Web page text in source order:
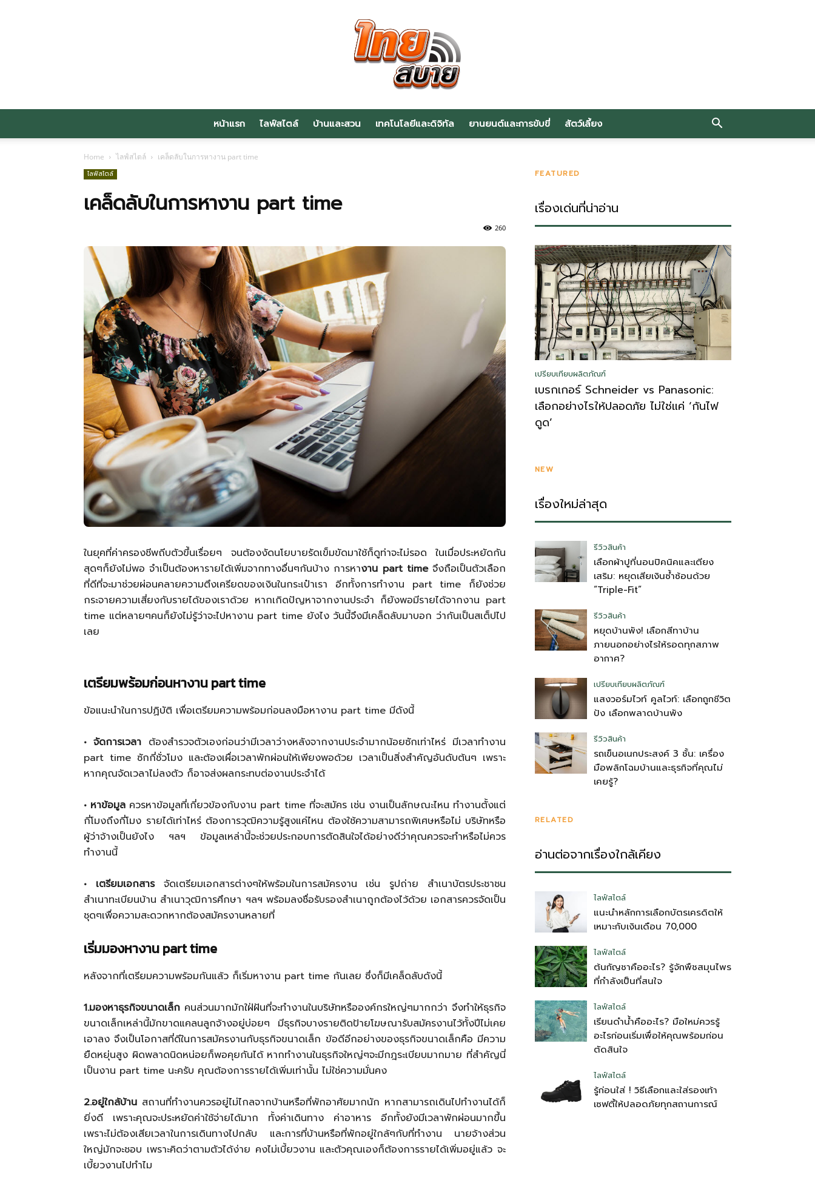
ไทย
หน้าแรก ไลฟ์สไตล์ บ้านและสวน เทคโนโลยีและดิจิทัล ยานยนต์และการขับขี่ สัตว์เลี้ยง
Home ไลฟ์สไตล์ เคล็ดลับในการหางาน part time
ไลฟ์สไตล์
เคล็ดลับในการหางาน part time
260
ในยุคที่ค่าครองชีพถีบตัวขึ้นเรื่อยๆ จนต้องงัดนโยบายรัดเข็มขัดมาใช้ก็ดูท่าจะไม่รอด ในเมื่อประหยัดกัน
สุดๆก็ยังไม่พอ จำเป็นต้องหารายได้เพิ่มจากทางอื่นๆกันบ้าง การหางาน part timeจึงถือเป็นตัวเลือก
ที่ดีที่จะมาช่วยผ่อนคลายความตึงเครียดของเงินในกระเป๋าเรา อีกทั้งการทำงาน part time ก็ยังช่วย
กระจายความเสี่ยงกับรายได้ของเราด้วย หากเกิดปัญหาจากงานประจำ ก็ยังพอมีรายได้จากงาน part
time แต่หลายๆคนก็ยังไม่รู้ว่าจะไปหางาน part time ยังไง วันนี้จึงมีเคล็ดลับมาบอก ว่ากันเป็นสเต็ปไป
เลย
เตรียมพร้อมก่อนหางาน part time
ข้อแนะนำในการปฏิบัติ เพื่อเตรียมความพร้อมก่อนลงมือหางาน part time มีดังนี้
• จัดการเวลา ต้องสำรวจตัวเองก่อนว่ามีเวลาว่างหลังจากงานประจำมากน้อยซักเท่าไหร่ มีเวลาทำงาน
part time ซักกี่ชั่วโมง และต้องเผื่อเวลาพักผ่อนให้เพียงพอด้วย เวลาเป็นสิ่งสำคัญอันดับต้นๆ เพราะ
หากคุณจัดเวลาไม่ลงตัว ก็อาจส่งผลกระทบต่องานประจำได้
• หาข้อมูล ควรหาข้อมูลที่เกี่ยวข้องกับงาน part time ที่จะสมัคร เช่น งานเป็นลักษณะไหน ทำงานตั้งแต่
กี่โมงถึงกี่โมง รายได้เท่าไหร่ ต้องการวุฒิความรู้สูงแค่ไหน ต้องใช้ความสามารถพิเศษหรือไม่ บริษัทหรือ
ผู้ว่าจ้างเป็นยังไง ฯลฯ ข้อมูลเหล่านี้จะช่วยประกอบการตัดสินใจได้อย่างดีว่าคุณควรจะทำหรือไม่ควร
ทำงานนี้
• เตรียมเอกสารจัดเตรียมเอกสารต่างๆให้พร้อมในการสมัครงาน เช่น รูปถ่าย สำเนาบัตรประชาชน
สำเนาทะเบียนบ้าน สำเนาวุฒิการศึกษา ฯลฯ พร้อมลงชื่อรับรองสำเนาถูกต้องไว้ด้วย เอกสารควรจัดเป็น
ชุดๆเพื่อความสะดวกหากต้องสมัครงานหลายที่
เริ่มมองหางาน part time
หลังจากที่เตรียมความพร้อมกันแล้ว ก็เริ่มหางาน part time กันเลย ซึ่งก็มีเคล็ดลับดังนี้
1.มองหาธุรกิจขนาดเล็ก คนส่วนมากมักใฝ่ฝันที่จะทำงานในบริษัทหรือองค์กรใหญ่ๆมากกว่า จึงทำให้ธุรกิจ
ขนาดเล็กเหล่านี้มักขาดแคลนลูกจ้างอยู่บ่อยๆ มีธุรกิจบางรายติดป้ายโฆษณารับสมัครงานไว้ทั้งปีไม่เคย
เอาลง จึงเป็นโอกาสที่ดีในการสมัครงานกับธุรกิจขนาดเล็ก ข้อดีอีกอย่างของธุรกิจขนาดเล็กคือ มีความ
ยืดหยุ่นสูง ผิดพลาดนิดหน่อยก็พอคุยกันได้ หากทำงานในธุรกิจใหญ่ๆจะมีกฎระเบียบมากมาย ที่สำคัญนี่
เป็นงาน part time นะครับ คุณต้องการรายได้เพิ่มเท่านั้น ไม่ใช่ความมั่นคง
2.อยู่ใกล้บ้าน สถานที่ทำงานควรอยู่ไม่ไกลจากบ้านหรือที่พักอาศัยมากนัก หากสามารถเดินไปทำงานได้ก็
ยิ่งดี เพราะคุณจะประหยัดค่าใช้จ่ายได้มาก ทั้งค่าเดินทาง ค่าอาหาร อีกทั้งยังมีเวลาพักผ่อนมากขึ้น
เพราะไม่ต้องเสียเวลาในการเดินทางไปกลับ และการที่บ้านหรือที่พักอยู่ใกล้ๆกับที่ทำงาน นายจ้างส่วน
ใหญ่มักจะชอบ เพราะคิดว่าตามตัวได้ง่าย คงไม่เบี้ยวงาน และตัวคุณเองก็ต้องการรายได้เพิ่มอยู่แล้ว จะ
เบี้ยวงานไปทำไม
FEATURED
เรื่องเด่นที่น่าอ่าน
เปรียบเทียบผลิตภัณฑ์
เบรกเกอร์ Schneider vs Panasonic:
เลือกอย่างไรให้ปลอดภัย ไม่ใช่แค่ ‘กันไฟ
ดูด’
NEW
เรื่องใหม่ล่าสุด
รีวิวสินค้า
เลือกผ้าปูที่นอนปิคนิคและเตียง
เสริม: หยุดเสียเงินซ้ำซ้อนด้วย
“Triple-Fit”
รีวิวสินค้า
หยุดบ้านพัง! เลือกสีทาบ้าน
ภายนอกอย่างไรให้รอดทุกสภาพ
อากาศ?
เปรียบเทียบผลิตภัณฑ์
แสงวอร์มไวท์ คูลไวท์: เลือกถูกชีวิต
ปัง เลือกพลาดบ้านพัง
รีวิวสินค้า
รถเข็นอเนกประสงค์ 3 ชั้น: เครื่อง
มือพลิกโฉมบ้านและธุรกิจที่คุณไม่
เคยรู้?
RELATED
อ่านต่อจากเรื่องใกล้เคียง
ไลฟ์สไตล์
แนะนำหลักการเลือกบัตรเครดิตให้
เหมาะกับเงินเดือน 70,000
ไลฟ์สไตล์
ต้นกัญชาคืออะไร? รู้จักพืชสมุนไพร
ที่กำลังเป็นที่สนใจ
ไลฟ์สไตล์
เรียนดำน้ำคืออะไร? มือใหม่ควรรู้
อะไรก่อนเริ่มเพื่อให้คุณพร้อมก่อน
ตัดสินใจ
ไลฟ์สไตล์
รู้ก่อนใส่ ! วิธีเลือกและใส่รองเท้า
เซฟตี้ให้ปลอดภัยทุกสถานการณ์